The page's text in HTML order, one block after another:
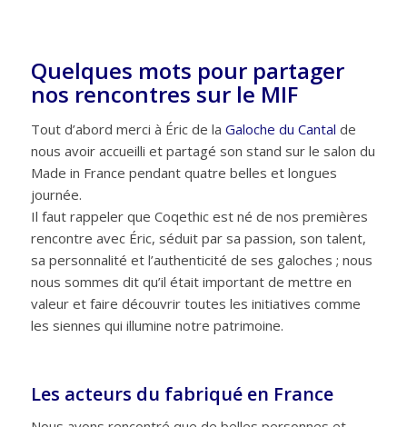
Quelques mots pour partager
nos rencontres sur le MIF
Tout d’abord merci à Éric de la Galoche du Cantal de
nous avoir accueilli et partagé son stand sur le salon du
Made in France pendant quatre belles et longues
journée.
Il faut rappeler que Coqethic est né de nos premières
rencontre avec Éric, séduit par sa passion, son talent,
sa personnalité et l’authenticité de ses galoches ; nous
nous sommes dit qu’il était important de mettre en
valeur et faire découvrir toutes les initiatives comme
les siennes qui illumine notre patrimoine.
Les acteurs du fabriqué en France